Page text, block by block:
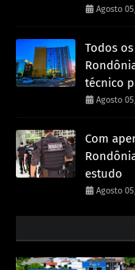
Agosto
Todos
técnico
Agosto
Com
estudo
Agosto